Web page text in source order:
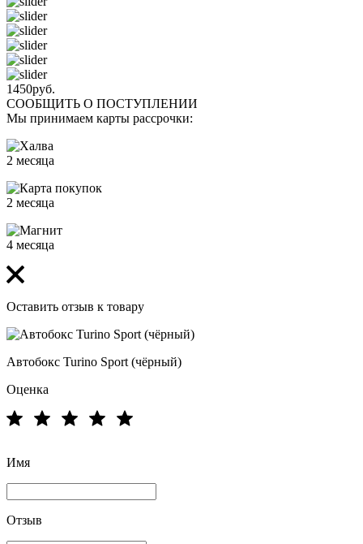
1450руб.
СООБЩИТЬ О ПОСТУПЛЕНИИ
Мы принимаем карты рассрочки:
2 месяца
2 месяца
4 месяца
Оставить отзыв к товару
Автобокс Turino Sport (чёрный)
Оценка
Имя
Отзыв